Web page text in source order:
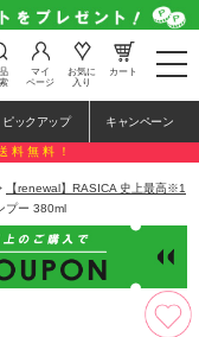
t
o
e
n
a
a
i
o
n
マイ
ページ
お気に
入り
カート
ピックアップ キャンペーン
料無料！
【renewal】RASICA 史上最高※1
プー 380ml